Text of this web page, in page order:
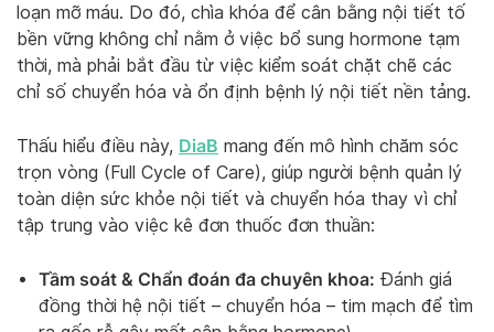
loạn mỡ máu. Do đó, chìa khóa để cân bằng nội tiết tố
bền vững không chỉ nằm ở việc bổ sung hormone tạm
thời, mà phải bắt đầu từ việc kiểm soát chặt chẽ các
chỉ số chuyển hóa và ổn định bệnh lý nội tiết nền tảng.
Thấu hiểu điều này, DiaB mang đến mô hình chăm sóc
trọn vòng (Full Cycle of Care), giúp người bệnh quản lý
toàn diện sức khỏe nội tiết và chuyển hóa thay vì chỉ
tập trung vào việc kê đơn thuốc đơn thuần:
Tầm soát & Chẩn đoán đa chuyên khoa: Đánh giá
đồng thời hệ nội tiết – chuyển hóa – tim mạch để tìm